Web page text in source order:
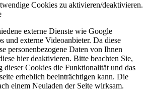
Cookies zu aktivieren/deaktivieren.
externe Dienste wie Google
und externe Videoanbieter. Da diese
personenbezogene Daten von Ihnen
hier deaktivieren. Bitte beachten Sie,
dieser Cookies die Funktionalität und das
erheblich beeinträchtigen kann. Die
einem Neuladen der Seite wirksam.